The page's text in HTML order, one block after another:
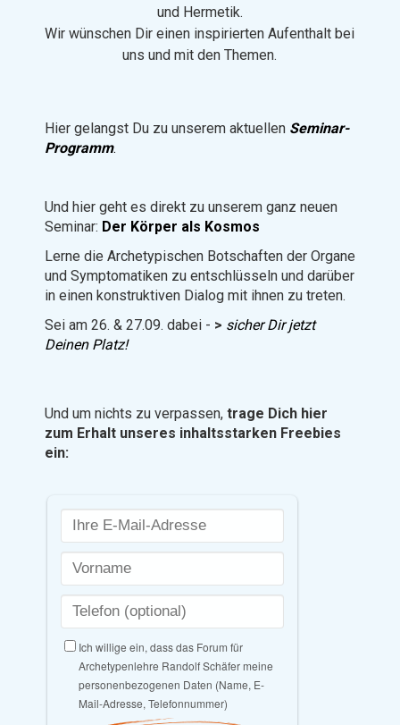
und Hermetik.
Wir wünschen Dir einen inspirierten Aufenthalt bei
uns und mit den Themen.
Hier gelangst Du zu unserem aktuellen Seminar-
Programm.
Und hier geht es direkt zu unserem ganz neuen
Seminar: Der Körper als Kosmos
Lerne die Archetypischen Botschaften der Organe
und Symptomatiken zu entschlüsseln und darüber
in einen konstruktiven Dialog mit ihnen zu treten.
Sei am 26. & 27.09. dabei - > sicher Dir jetzt
Deinen Platz!
Und um nichts zu verpassen, trage Dich hier
zum Erhalt unseres inhaltsstarken Freebies
ein: